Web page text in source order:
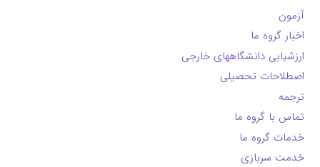
آزمون
اخبار گروه ما
ارزشیابی دانشگاههای خارجی
اصطلاحات تحصیلی
ترجمه
تماس با گروه ما
خدمات گروه ما
خدمت سربازی